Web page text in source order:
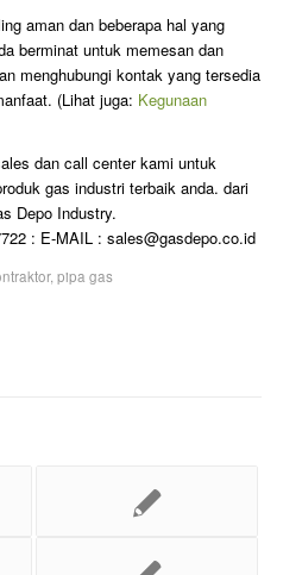
aman dan beberapa hal yang
berminat untuk memesan dan
menghubungi kontak yang tersedia
(Lihat juga: Kegunaan
dan call center kami untuk
gas industri terbaik anda. dari
Depo Industry.
: E-MAIL : sales@gasdepo.co.id
,pipa gas